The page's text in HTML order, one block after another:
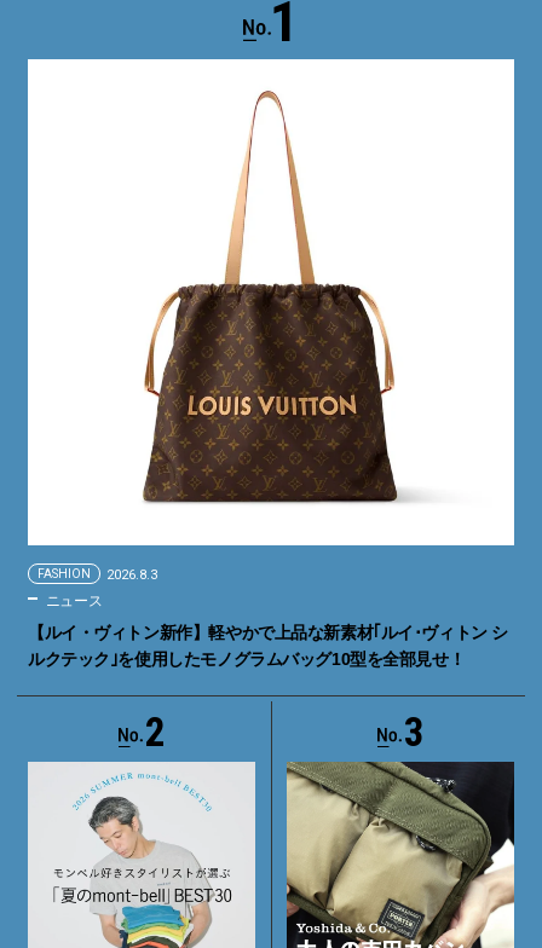
1
FASHION 2026.8.3
ニュース
【ルイ・ヴィトン新作】軽やかで上品な新素材｢ルイ･ヴィトン シ
ルクテック｣を使用したモノグラムバッグ10型を全部見せ！
2 3